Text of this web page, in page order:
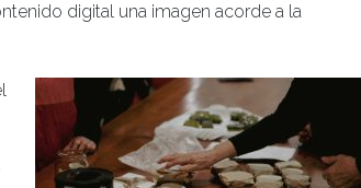
digital una imagen acorde a la